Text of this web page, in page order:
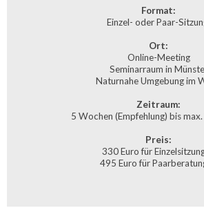
Format:
Einzel- oder Paar-
Ort:
Online-Meeting
Seminarraum in
Naturnahe Umgebung im
Zeitraum:
5 Wochen (Empfehlung) bis
Preis:
330 Euro für
495 Euro für